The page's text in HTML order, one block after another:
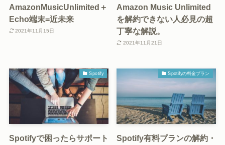
AmazonMusicUnlimited＋
Echo端末=近未来
2021年11月15日
Amazon Music Unlimited
を解約できない人必見の超
丁寧な解説。
2021年11月21日
Spotify
Spotifyで困ったらサポート
Spotifyの料金プラン
Spotify有料プランの解約・